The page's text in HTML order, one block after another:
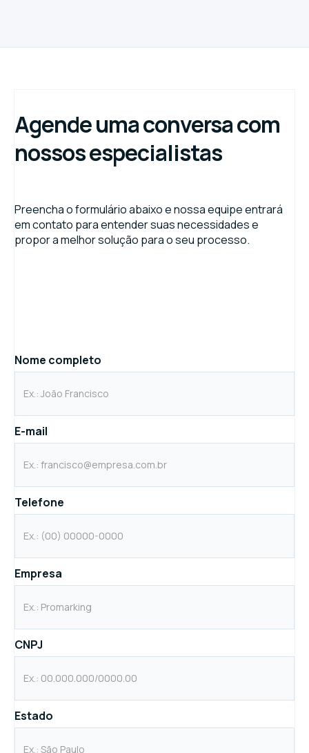
Agende uma conversa com
nossos especialistas
Preencha o formulário abaixo e nossa equipe entrará
em contato para entender suas necessidades e
propor a melhor solução para o seu processo.
Nome completo
E-mail
Telefone
Empresa
CNPJ
Estado